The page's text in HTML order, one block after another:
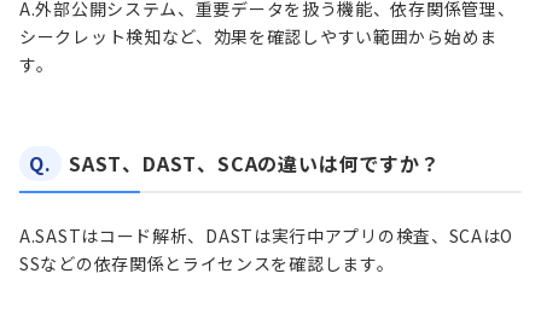
A.外部公開システム、重要データを扱う機能、依存関係管理、
シークレット検知など、効果を確認しやすい範囲から始めま
す。
Q. SAST、DAST、SCAの違いは何ですか？
A.SASTはコード解析、DASTは実行中アプリの検査、SCAはO
SSなどの依存関係とライセンスを確認します。